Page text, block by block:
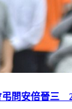
弔問安倍晉三